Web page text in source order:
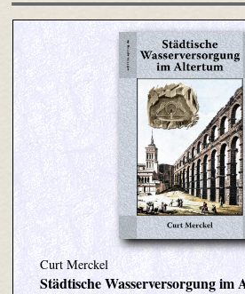
Curt Merckel
Städtische Wasserversorgung im